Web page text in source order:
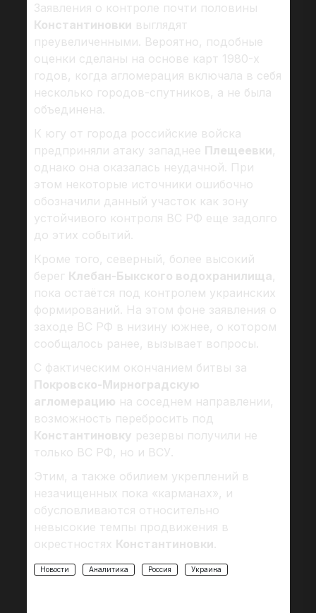
Заявления о контроле почти половины
Константиновки выглядят
преувеличенными. Вероятно, подобные
оценки сделаны на основе карт 1980-х
годов, когда агломерация включала в себя
несколько городов-спутников, а не была
объединена.
К югу от города российские войска
предприняли атаку западнее Плещеевки,
однако она оказалась неудачной. При
этом некоторые источники ошибочно
обозначили данный участок как зону
устойчивого контроля ВС РФ еще задолго
до этих событий.
Кроме того, северный, более высокий
берег Клебан-Быкского водохранилища,
пока остаётся под контролем украинских
формирований. На этом фоне заявления о
заходе ВС РФ в низину южнее, о котором
сообщалось ранее, вызывает вопросы.
С фактическим окончанием битвы за
Покровско-Мирноградскую
агломерацию на соседнем направлении,
возможность перебросить под
Константиновку резервы получили не
только ВС РФ, но и ВСУ.
Этим, а также обилием укреплений в
незачищенных пока «карманах», и
обусловливаются относительно
невысокие темпы продвижения в
окрестностях Константиновки.
Новости Аналитика Россия Украина